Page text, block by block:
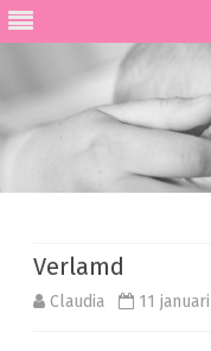
Verlamd
Claudia 11